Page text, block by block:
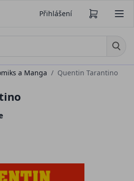
Přihlášení
a Manga / Quentin Tarantino